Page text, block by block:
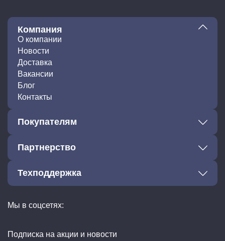
Компания
О компании
Новости
Доставка
Вакансии
Блог
Контакты
Покупателям
Партнерство
Техподдержка
Мы в соцсетях:
Подписка на акции и новости